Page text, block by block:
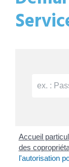
Accueil
des
l'autorisation